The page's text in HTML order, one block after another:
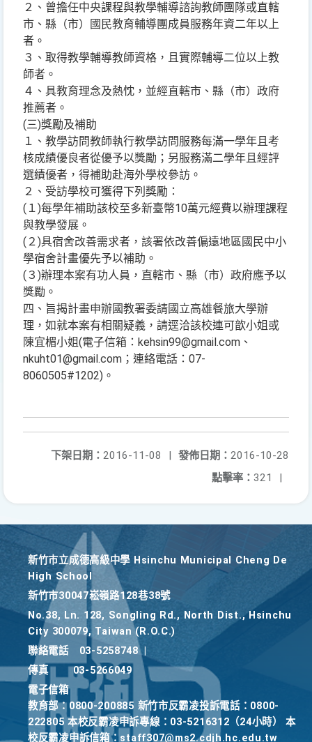
２、曾擔任中央課程與教學輔導諮詢教師團隊或直轄
市、縣（市）國民教育輔導團成員服務年資二年以上
者。
３、取得教學輔導教師資格，且實際輔導二位以上教
師者。
４、具教育理念及熱忱，並經直轄市、縣（市）政府
推薦者。
(三)獎勵及補助
１、教學訪問教師執行教學訪問服務每滿一學年且考
核成績優良者從優予以獎勵；另服務滿二學年且經評
選績優者，得補助赴海外學校參訪。
２、受訪學校可獲得下列獎勵：
(１)每學年補助該校至多新臺幣10萬元經費以辦理課程
與教學發展。
(２)具宿舍改善需求者，該署依改善偏遠地區國民中小
學宿舍計畫優先予以補助。
(３)辦理本案有功人員，直轄市、縣（市）政府應予以
獎勵。
四、旨揭計畫申辦國教署委請國立高雄餐旅大學辦
理，如就本案有相關疑義，請逕洽該校連可歆小姐或
陳宜楣小姐(電子信箱：kehsin99@gmail.com、
nkuht01@gmail.com；連絡電話：07-
8060505#1202)。
發佈日期： 2016-10-28
下架日期： 2016-11-08
|
點擊率： 321 |
新竹巿立成德高級中學 Hsinchu Municipal Cheng De
High School
新竹巿30047崧嶺路128巷38號
No.38, Ln. 128, Songling Rd., North Dist., Hsinchu
City 300079, Taiwan (R.O.C.)
聯絡電話
03-5258748
傳真
03-5266049
電子信箱
教育部：0800-200885 新竹市反霸凌投訴電話：0800-
222805 本校反霸凌申訴專線：03-5216312（24小時） 本
校反霸凌申訴信箱：staff307@ms2.cdjh.hc.edu.tw